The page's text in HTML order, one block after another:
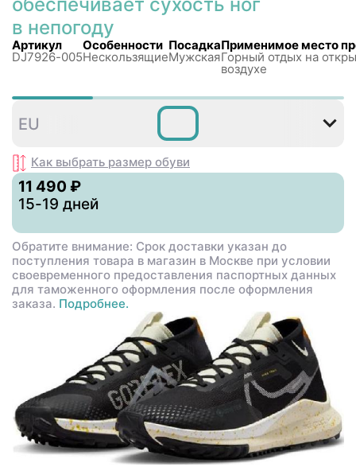
в непогоду
Артикул
DJ7926-005
Особенности
Нескользящиe
Посадка
Мужская
Применимое место
Горный отдых на
воздухе
41
EU
Как выбрать размер обуви
11 490 ₽
15-19 дней
Обратите внимание: Срок доставки указан до
поступления товара в магазин в Москве при условии
своевременного предоставления паспортных данных
для таможенного оформления после оформления
заказа. Подробнее.